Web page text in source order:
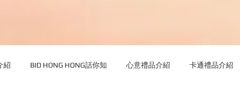
紹 BID HONG HONG話你知 心意禮品介紹 卡通禮品介紹